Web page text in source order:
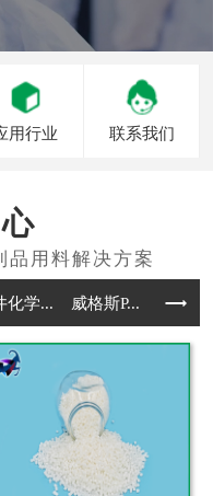
用行业 联系我们
化学... 威格斯P... 抗静电